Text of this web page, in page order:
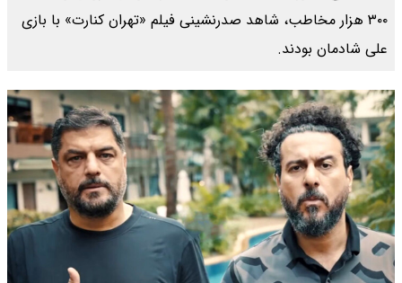
۳۰۰ هزار مخاطب، شاهد صدرنشینی فیلم «تهران کنارت» با بازی
علی شادمان بودند.